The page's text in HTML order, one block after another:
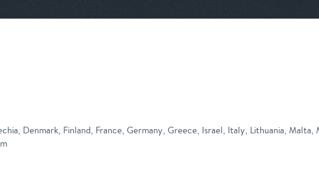
Denmark, Finland, France, Germany, Greece, Israel, Italy, Lithuania, Malta,